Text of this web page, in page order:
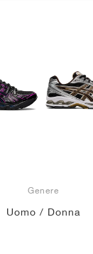
Genere
Uomo / Donna